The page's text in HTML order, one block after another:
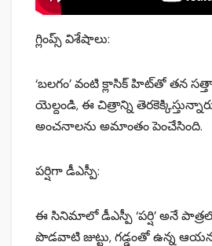
గ్లింప్స్ విశేషాలు:
‘బలగం’ వంటి క్లాసిక్ హిట్‌తో తన
యెల్దండి, ఈ చిత్రాన్ని
అంచనాలను అమాంతం పెంచేసింది.
పర్షిగా డీఎస్పీ:
ఈ సినిమాలో డీఎస్పీ ‘పర్షి’ అనే పాత్రలో
పొడవాటి జుట్టు, గడ్డంతో ఉన్న